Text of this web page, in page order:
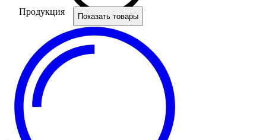
Продукция Показать товары